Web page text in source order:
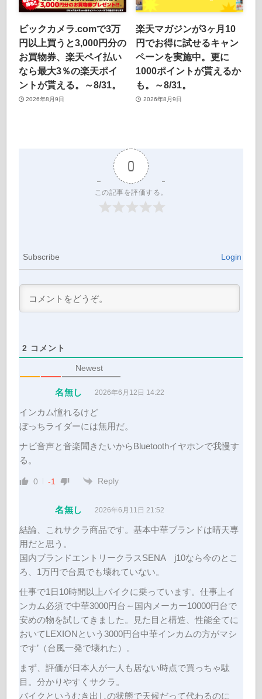
ビックカメラ.comで3万
円以上買うと3,000円分の
お買物券、楽天ペイ払い
なら最大3％の楽天ポイ
ントが貰える。～8/31。
2026年8月9日
楽天マガジンが3ヶ月10
円でお得に試せるキャン
ペーンを実施中。更に
1000ポイントが貰えるか
も。～8/31。
2026年8月9日
0
この記事を評価する。
Subscribe Login
2 コメント
Newest
名無し 2026年6月12日 14:22
インカム憧れるけど
ぼっちライダーには無用だ。
ナビ音声と音楽聞きたいからBluetoothイヤホンで我慢す
る。
0 -1 Reply
名無し 2026年6月11日 21:52
結論、これサクラ商品です。基本中華ブランドは晴天専
用だと思う。
国内ブランドエントリークラスSENA j10なら今のとこ
ろ、1万円で台風でも壊れていない。
仕事で1日10時間以上バイクに乗っています。仕事上イ
ンカム必須で中華3000円台～国内メーカー10000円台で
安めの物を試してきました。見た目と構造、性能全てに
おいてLEXIONという3000円台中華インカムの方がマシ
です’（台風一発で壊れた）。
まず、評価が日本人が一人も居ない時点で買っちゃ駄
目。分かりやすくサクラ。
バイクというむき出しの状態で天候だって代わるのに